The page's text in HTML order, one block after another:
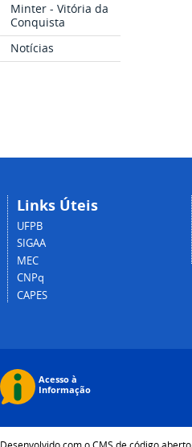
Minter - Vitória da
Conquista
Notícias
Links Úteis
UFPB
SIGAA
MEC
CNPq
CAPES
Desenvolvido com o CMS de código aberto